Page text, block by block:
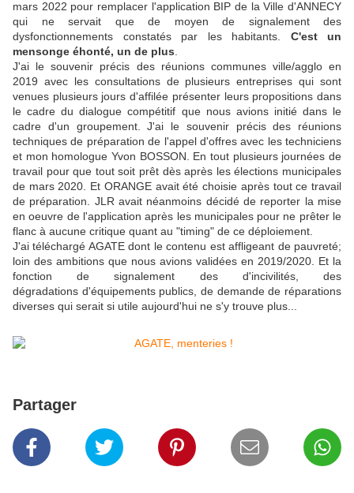
mars 2022 pour remplacer l'application BIP de la Ville d'ANNECY
qui ne servait que de moyen de signalement des
dysfonctionnements constatés par les habitants. C'est un
mensonge éhonté, un de plus
J'ai le souvenir précis des réunions communes ville/agglo en
2019 avec les consultations de plusieursentreprises qui sont
venues plusieurs jours d'affilée présenter leurs propositions dans
le cadre du dialogue compétitif que nous avions initié dans le
cadre d'un groupement. J'ai le souvenir précis des réunions
techniques de préparation de l'appel d'offres avec les techniciens
et mon homologue Yvon BOSSON. En tout plusieurs journées de
travail pour que tout soit prêt dès après les élections municipales
de mars 2020. Et ORANGE avait été choisie après tout ce travail
de préparation. JLR avait néanmoins décidé de reporter la mise
en oeuvre de l'application après les municipales pour ne prêter le
flanc à aucune critique quant au "timing" de ce déploiement.
J'ai téléchargé AGATE dont le contenu est affligeant de pauvreté;
loin des ambitions que nous avions validées en 2019/2020. Et la
fonction de signalement des d'incivilités, des
dégradations d'équipements publics, de demande de réparations
diverses qui serait si utile aujourd'hui ne s'y trouve plus...
Partager